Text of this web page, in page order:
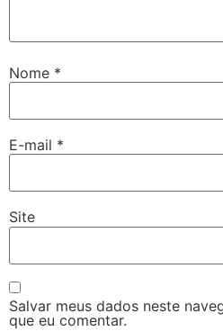
Nome *
E-mail *
Site
Salvar meus dados neste
que eu comentar.